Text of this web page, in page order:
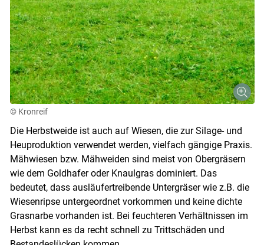
© Kronreif
Die Herbstweide ist auch auf Wiesen, die zur Silage- und
Heuproduktion verwendet werden, vielfach gängige Praxis.
Mähwiesen bzw. Mähweiden sind meist von Obergräsern
wie dem Goldhafer oder Knaulgras dominiert. Das
bedeutet, dass ausläufertreibende Untergräser wie z.B. die
Wiesenripse untergeordnet vorkommen und keine dichte
Grasnarbe vorhanden ist. Bei feuchteren Verhältnissen im
Herbst kann es da recht schnell zu Trittschäden und